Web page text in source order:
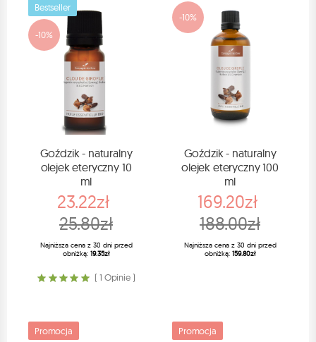
Bestseller
-10%
Goździk - naturalny
olejek eteryczny 10
ml
23.22zł
25.80zł
Najniższa cena z 30 dni przed
obniżką: 19.35zł
( 1 Opinie )
-10%
Goździk - naturalny
olejek eteryczny 100
ml
169.20zł
188.00zł
Najniższa cena z 30 dni przed
obniżką: 159.80zł
Promocja Promocja